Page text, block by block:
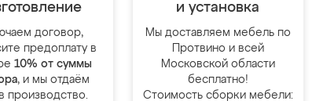
договор,
предоплату в
10% от суммы
, и мы отдаём
производство.
и установка
Мы доставляем мебель по
Протвино и всей
Московской области
бесплатно!
Стоимость сборки мебели: